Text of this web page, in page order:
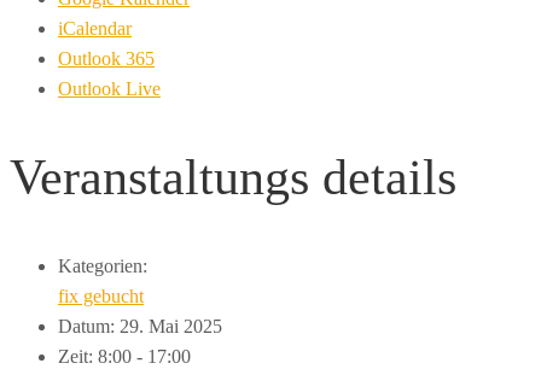
iCalendar
Outlook 365
Outlook Live
Veranstaltungs details
Kategorien:
fix gebucht
Datum: 29. Mai 2025
Zeit: 8:00 - 17:00